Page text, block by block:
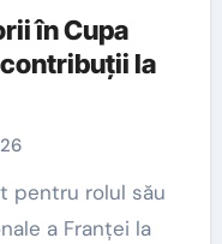
în Cupa
la
a Franței la